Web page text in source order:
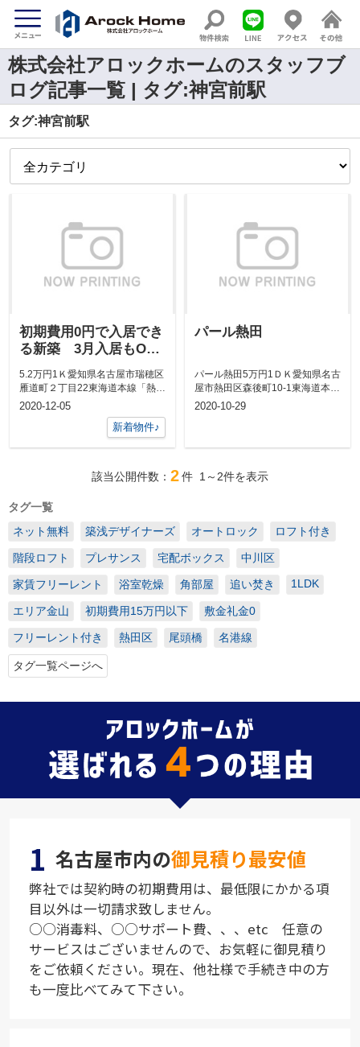
株式会社アロックホームのスタッフブ
ログ記事一覧 | タグ:神宮前駅
タグ:神宮前駅
初期費用0円で入居でき
る新築 3月入居もOK
です！
5.2万円1Ｋ愛知県名古屋市瑞穂区
雁道町２丁目22東海道本線「熱
田」駅 徒歩21分12月末...
2020-12-05
新着物件♪
パール熱田
パール熱田5万円1ＤＫ愛知県名古
屋市熱田区森後町10-1東海道本線
「熱田」駅 徒歩2分初期...
2020-10-29
該当公開件数： 2件 1～2件を表示
タグ一覧
ネット無料
築浅デザイナーズ オートロック ロフト付き
階段ロフト プレサンス 宅配ボックス 中川区
家賃フリーレント 浴室乾燥 角部屋 追い焚き 1LDK
エリア金山 初期費用15万円以下 敷金礼金0
フリーレント付き 熱田区 尾頭橋 名港線
タグ一覧ページへ
1 名古屋市内の御見積り最安値
弊社では契約時の初期費用は、最低限にかかる項
目以外は一切請求致しません。
○○消毒料、○○サポート費、、、etc 任意の
サービスはございませんので、お気軽に御見積り
をご依頼ください。現在、他社様で手続き中の方
も一度比べてみて下さい。